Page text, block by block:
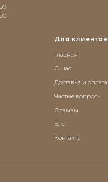
Для клиентов
Главная
О нас
Доставка и оплата
Частые вопросы
Отзывы
Блог
Контакты